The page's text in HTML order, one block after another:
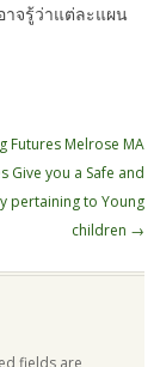
จรู้ว่าแต่ละแผน
Futures Melrose MA
Give you a Safe and
pertaining to Young
children →